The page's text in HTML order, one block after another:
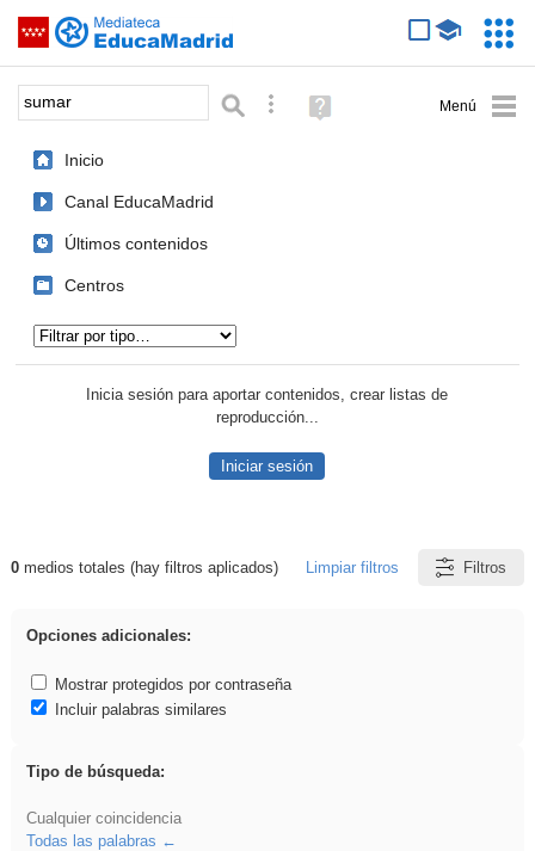
Saltar navegación
Palabra o frase: Búsqueda avanzada
Ayuda
(en
Inicio
Canal EducaMadrid
Últimos contenidos
Centros
Inicia sesión para aportar contenidos, crear listas de
reproducción...
Iniciar sesión
Resultados de: sumar
0medios totales (hay filtros aplicados) Limpiar filtros Filtros
Opciones adicionales:
Mostrar protegidos por contraseña
Incluir palabras similares
Tipo de búsqueda:
Cualquier coincidencia
Todas las palabras